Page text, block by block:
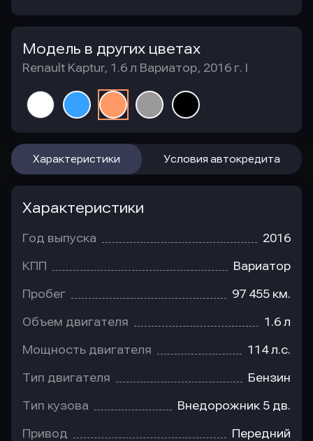
Модель в других цветах
Renault Kaptur, 1.6 л Вариатор, 2016 г. I
Характеристики Условия автокредита
Характеристики
Год выпуска 2016
КПП Вариатор
Пробег 97 455 км.
Объем двигателя 1.6 л
Мощность двигателя 114 л.с.
Тип двигателя Бензин
Тип кузова Внедорожник 5 дв.
Привод Передний